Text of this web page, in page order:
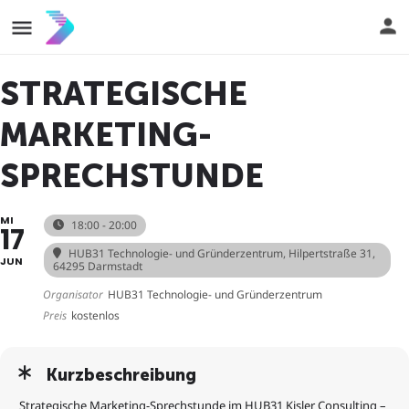
STRATEGISCHE
MARKETING-
SPRECHSTUNDE
MI
17
JUN
18:00 - 20:00
HUB31 Technologie- und Gründerzentrum, Hilpertstraße 31,
64295 Darmstadt
Organisator HUB31 Technologie- und Gründerzentrum
Preis kostenlos
Kurzbeschreibung
Strategische Marketing-Sprechstunde im HUB31 Kisler Consulting –